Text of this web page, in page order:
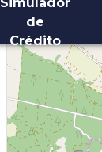
de
Crédito